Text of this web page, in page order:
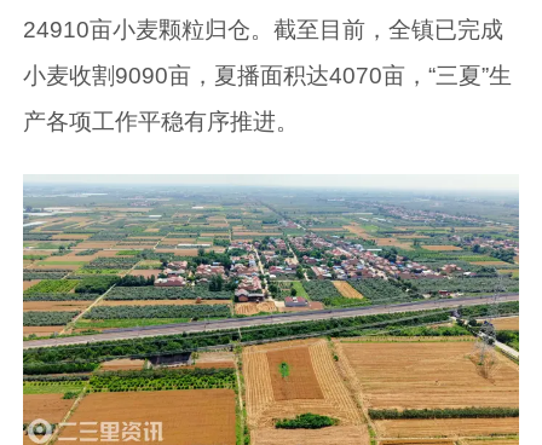
24910亩小麦颗粒归仓。截至目前，全镇已完成
小麦收割9090亩，夏播面积达4070亩，“三夏”生
产各项工作平稳有序推进。